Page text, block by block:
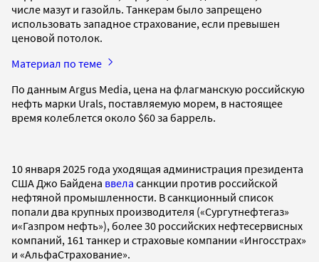
числе мазут и газойль. Танкерам было запрещено
использовать западное страхование, если превышен
ценовой потолок.
Материал по теме
По данным Argus Media, цена на флагманскую российскую
нефть марки Urals, поставляемую морем, в настоящее
время колеблется около $60 за баррель.
10 января 2025 года уходящая администрация президента
США Джо Байдена ввела санкции против российской
нефтяной промышленности. В санкционный список
попали два крупных производителя («Сургутнефтегаз»
и«Газпром нефть»), более 30 российских нефтесервисных
компаний, 161 танкер и страховые компании «Ингосстрах»
и «АльфаСтрахование».